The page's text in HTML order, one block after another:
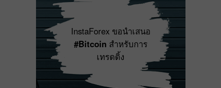
InstaForex ขอนำเสนอ
#Bitcoin สำหรับการ
เทรดดิ้ง